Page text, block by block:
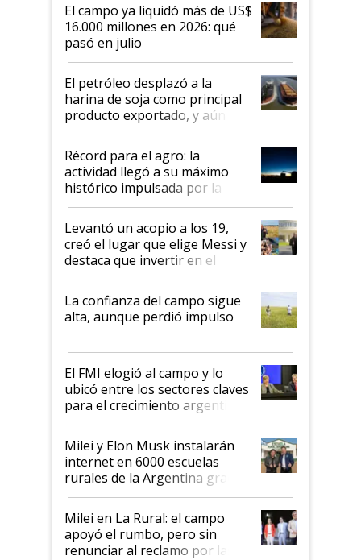
El campo ya liquidó más de US$
16.000 millones en 2026: qué
pasó en julio
El petróleo desplazó a la
harina de soja como principal
producto exportado, y aún así
el agro aportó casi seis de cada
diez dólares y sostuvo el
liderazgo en un semestre
récord
Récord para el agro: la
actividad llegó a su máximo
histórico impulsada por la
cosecha y las exportaciones
Levantó un acopio a los 19,
creó el lugar que elige Messi y
destaca que invertir en el
kirchnerismo era como "darle
plata a un hijo para droga":
Juan Félix Rossetti, el libertario
que de una dura crisis salió
de Milei
La confianza del campo sigue
alta, aunque perdió impulso
El FMI elogió al campo y lo
ubicó entre los sectores claves
para el crecimiento argentino
Milei y Elon Musk instalarán
internet en 6000 escuelas
rurales de la Argentina gracias
a un acuerdo con Starlink
Milei en La Rural: el campo
apoyó el rumbo, pero sin
renunciar al reclamo por las